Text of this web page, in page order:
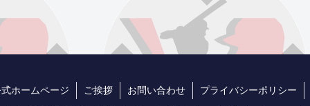
ホームページ ご挨拶 お問い合わせ プライバシーポリシー